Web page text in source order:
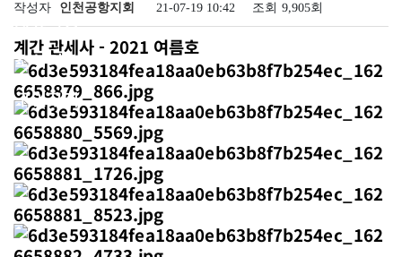
자료마당
소식터
구인구직
작성자 인천공항지회 21-07-19 10:42 조회 9,905회
계간 관세사 - 2021 여름호